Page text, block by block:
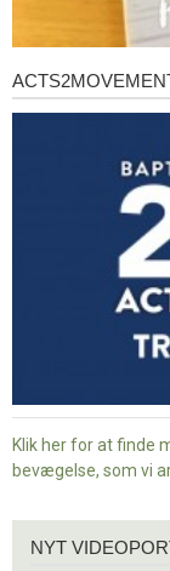
Acts2Movement
-
Klik her for at finde
bevægelse, som vi
videoportræt
NYT